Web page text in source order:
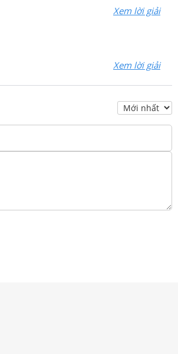
Xem lời giải
Xem lời giải